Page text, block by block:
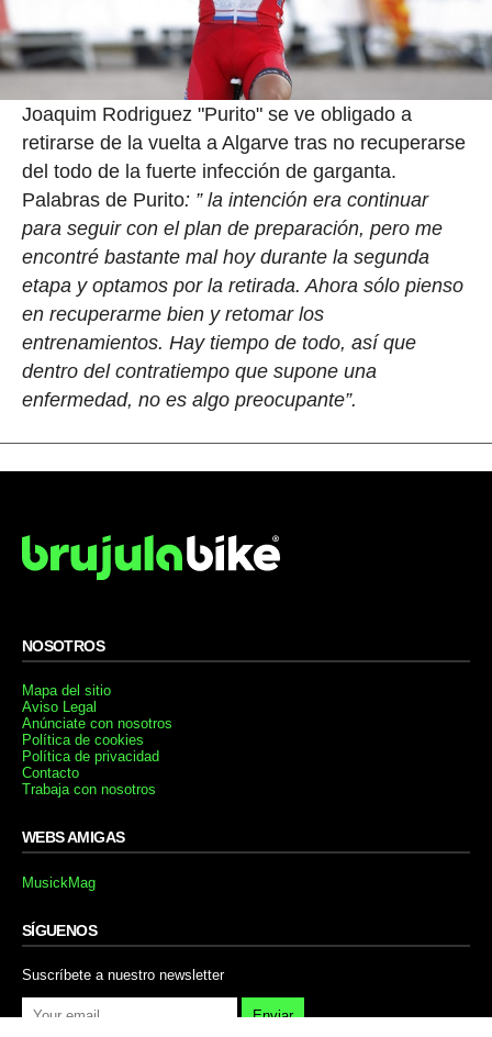
Joaquim Rodriguez "Purito" se ve obligado a
retirarse de la vuelta a Algarve tras no recuperarse
del todo de la fuerte infección de garganta.
Palabras de Purito: ” la intención era continuar
para seguir con el plan de preparación, pero me
encontré bastante mal hoy durante la segunda
etapa y optamos por la retirada. Ahora sólo pienso
en recuperarme bien y retomar los
entrenamientos. Hay tiempo de todo, así que
dentro del contratiempo que supone una
enfermedad, no es algo preocupante”.
NOSOTROS
Mapa del sitio
Aviso Legal
Anúnciate con nosotros
Política de cookies
Política de privacidad
Contacto
Trabaja con nosotros
WEBS AMIGAS
MusickMag
SÍGUENOS
Suscríbete a nuestro newsletter
Enviar